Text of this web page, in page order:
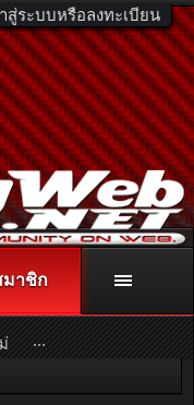
สู่ระบบหรือลงทะเบียน
หรือโทร. 081-811-1138
ติม คลิกที่นี่
มาชิก
...